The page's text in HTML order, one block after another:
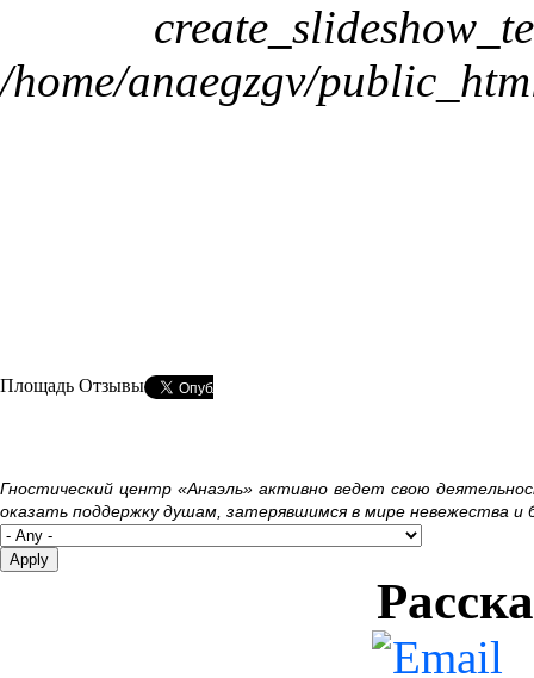
/home/anaegzgv/
Площадь Отзывы
Гностический центр «Анаэль» активно ведет свою
оказать поддержку душам, затерявшимся в мире невежества